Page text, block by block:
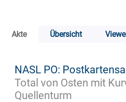
Akte Übersicht
NASL PO:
Total von Osten mit
Quellenturm